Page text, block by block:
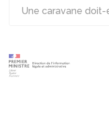
Une caravane doit-